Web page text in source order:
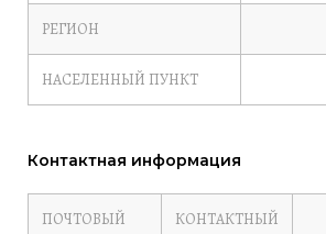
РЕГИОН
НАСЕЛЕННЫЙ ПУНКТ
Контактная информация
ПОЧТОВЫЙ
КОНТАКТНЫЙ